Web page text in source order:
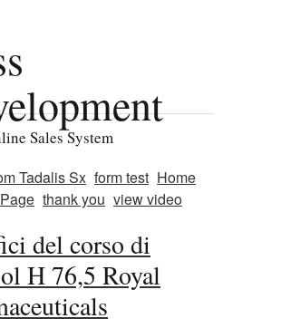
Sales System
Tadalis Sx form test Home
thank you view video
del corso di
H 76,5 Royal